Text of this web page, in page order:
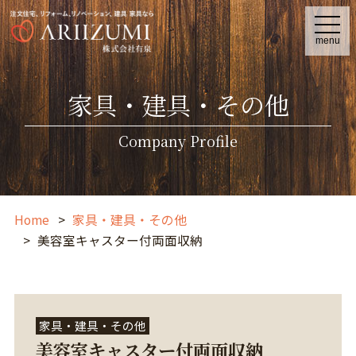
t
o
g
g
l
n
v
i
menu
家具・建具・その他
Company Profile
Home
家具・建具・その他
美容室キャスター付両面収納
家具・建具・その他
美容室キャスター付両面収納